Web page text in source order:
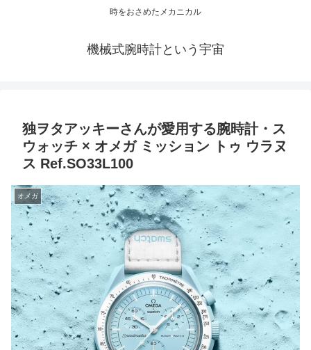
時をおさめたメカニカル
機械式腕時計という宇宙
独ヲタアッキーさんが愛用する腕時計・ス
ウォッチ × オメガ ミッション トゥ ウラヌ
ス Ref.SO33L100
オメガ